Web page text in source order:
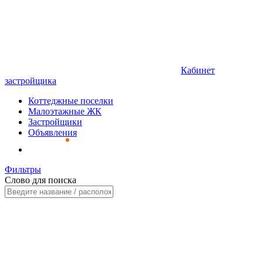
Кабинет
застройщика
Коттеджные поселки
Малоэтажные ЖК
Застройщики
Объявления
Фильтры
Слово для поиска